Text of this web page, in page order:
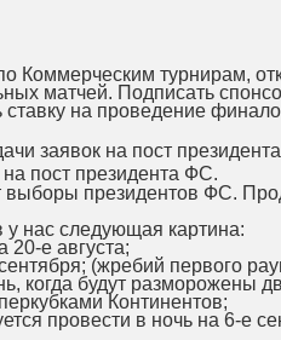
Коммерческим турнирам,
матчей. Подписать
ставку на проведение
заявок на пост
пост президента ФС.
президентов ФС.
у нас следующая картина:
20-е августа;
(жребий первого
когда будут разморожены
Континентов;
провести в ночь на 6-е